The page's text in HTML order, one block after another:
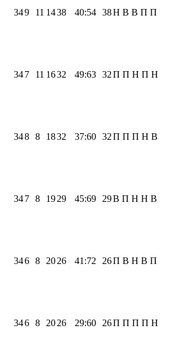
349 11 1438 40:54 38Н В В П П
347 11 1632 49:63 32П П Н П Н
348 8 1832 37:60 32П П П Н В
347 8 1929 45:69 29В П Н Н В
346 8 2026 41:72 26П В Н В П
346 8 2026 29:60 26П П П П Н